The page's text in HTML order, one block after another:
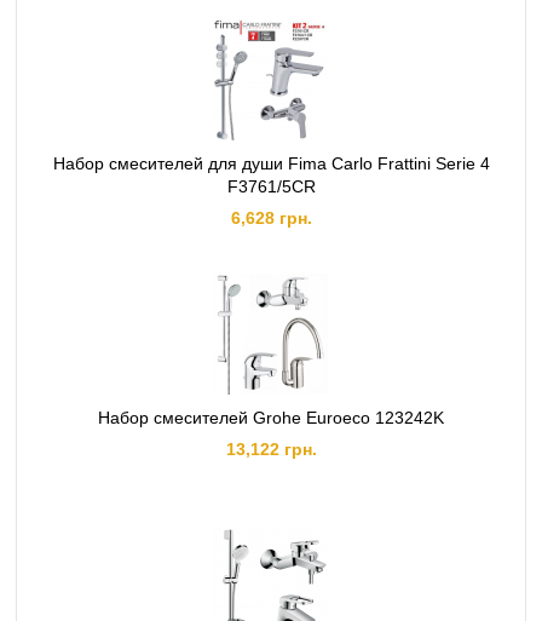
Набор смесителей для души Fima Carlo Frattini Serie 4
F3761/5CR
6,628 грн.
Набор смесителей Grohe Euroeco 123242K
13,122 грн.